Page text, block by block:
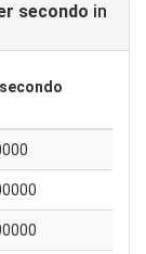
secondo in